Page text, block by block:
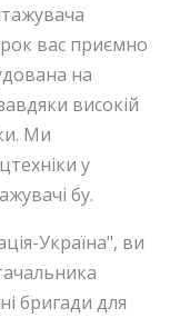
вас приємно
на
високій
Ми
у
бу.
Україна", ви
бригади для